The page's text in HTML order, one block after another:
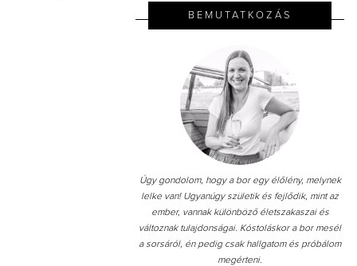
BEMUTATKOZÁS
Úgy gondolom, hogy a bor egy élőlény, melynek
lelke van! Ugyanúgy születik és fejlődik, mint az
ember, vannak különböző életszakaszai és
változnak tulajdonságai. Kóstoláskor a bor mesél
a sorsáról, én pedig csak hallgatom és próbálom
megérteni.